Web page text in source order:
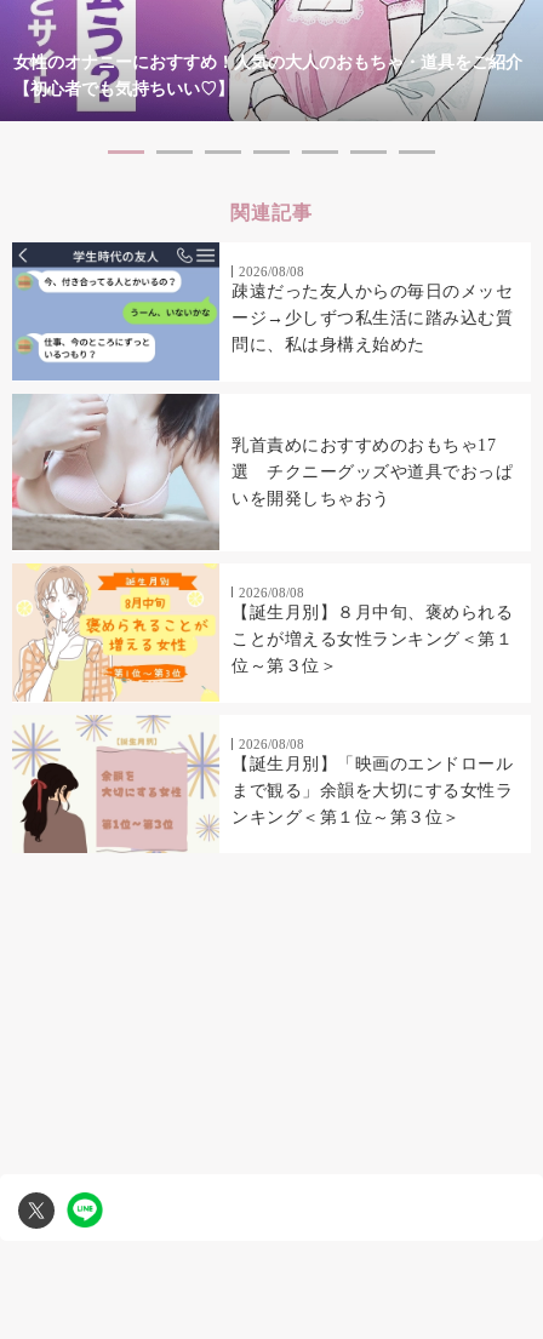
女性のオナニーにおすすめ！人気の大人のおもちゃ・道具をご紹介
【初心者でも気持ちいい♡】
関連記事
2026/08/08
疎遠だった友人からの毎日のメッセ
ージ→少しずつ私生活に踏み込む質
問に、私は身構え始めた
乳首責めにおすすめのおもちゃ17
選 チクニーグッズや道具でおっぱ
いを開発しちゃおう
2026/08/08
【誕生月別】８月中旬、褒められる
ことが増える女性ランキング＜第１
位～第３位＞
2026/08/08
【誕生月別】「映画のエンドロール
まで観る」余韻を大切にする女性ラ
ンキング＜第１位～第３位＞